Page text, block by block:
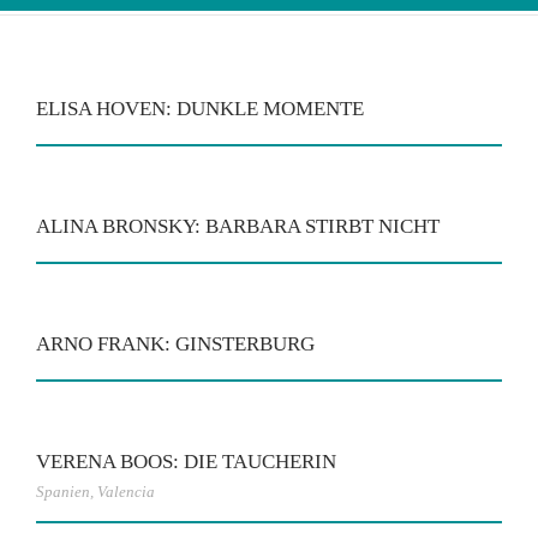
ELISA HOVEN: DUNKLE MOMENTE
ALINA BRONSKY: BARBARA STIRBT NICHT
ARNO FRANK: GINSTERBURG
VERENA BOOS: DIE TAUCHERIN
Spanien, Valencia